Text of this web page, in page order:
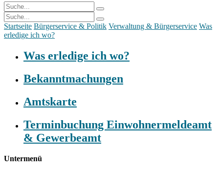
Startseite Bürgerservice & Politik Verwaltung & Bürgerservice Was
erledige ich wo?
Was erledige ich wo?
Bekanntmachungen
Amtskarte
Terminbuchung Einwohnermeldeamt
& Gewerbeamt
Untermenü